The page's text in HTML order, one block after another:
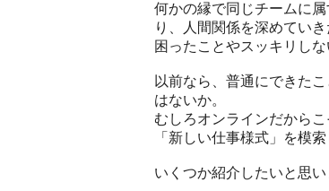
何かの縁で同じチームに
り、人間関係を深めていき
困ったことやスッキリし
以前なら、普通にできた
はないか。
むしろオンラインだから
「新しい仕事様式」を模
いくつか紹介したいと思い